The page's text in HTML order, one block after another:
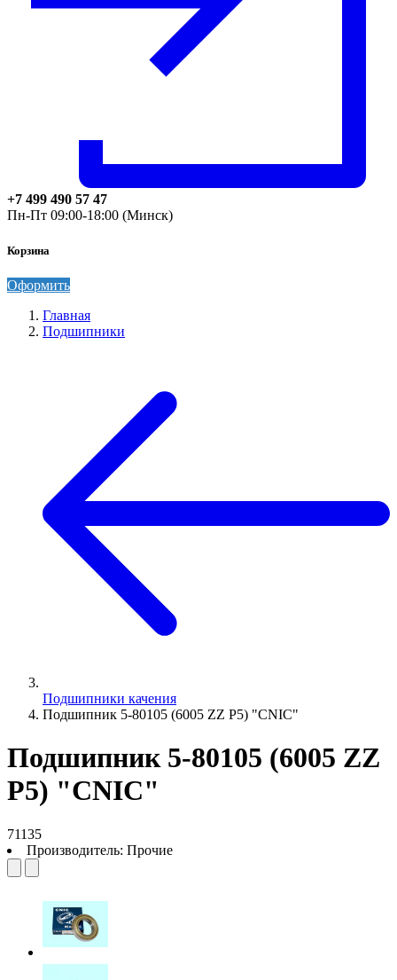
+7 499 490 57 47
Пн-Пт 09:00-18:00 (Минск)
Корзина
Оформить
Главная
Подшипники
Подшипники качения
Подшипник 5-80105 (6005 ZZ P5) "CNIC"
Подшипник 5-80105 (6005 ZZ
P5) "CNIC"
71135
Производитель: Прочие